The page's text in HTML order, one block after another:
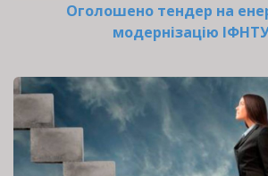
Оголошено тендер на
модернізацію